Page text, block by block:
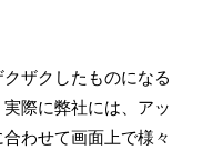
ザクしたものになる
際に弊社には、アッ
わせて画面上で様々